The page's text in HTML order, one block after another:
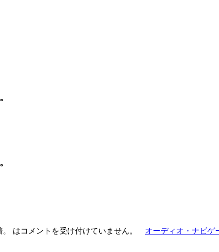
。 はコメントを受け付けていません。 オーディオ・ナビゲ